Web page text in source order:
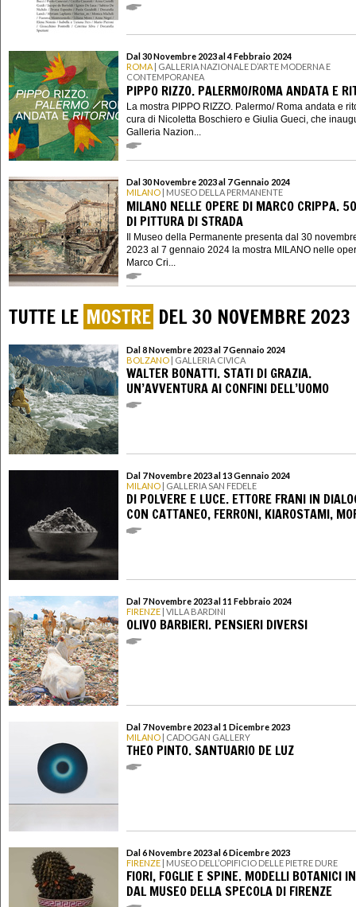
Dal 30 Novembre 2023 al 4 Febbraio 2024
ROMA | GALLERIA NAZIONALE D’ARTE MODERNA E
CONTEMPORANEA
PIPPO RIZZO. PALERMO/ROMA ANDATA E
La mostra PIPPO RIZZO. Palermo/ Roma andata e
cura di Nicoletta Boschiero e Giulia Gueci, che
Galleria Nazion...
Dal 30 Novembre 2023 al 7 Gennaio 2024
MILANO | MUSEO DELLA PERMANENTE
MILANO NELLE OPERE DI MARCO CRIPPA.
DI PITTURA DI STRADA
Il Museo della Permanente presenta dal 30
2023 al 7 gennaio 2024 la mostra MILANO nelle
Marco Cri...
TUTTE LE MOSTRE DEL 30 NOVEMBRE 2023
Dal 8 Novembre 2023 al 7 Gennaio 2024
BOLZANO | GALLERIA CIVICA
WALTER BONATTI. STATI DI GRAZIA.
UN’AVVENTURA AI CONFINI DELL’UOMO
Dal 7 Novembre 2023 al 13 Gennaio 2024
MILANO | GALLERIA SAN FEDELE
DI POLVERE E LUCE. ETTORE FRANI IN
CON CATTANEO, FERRONI, KIAROSTAMI,
Dal 7 Novembre 2023 al 11 Febbraio 2024
FIRENZE | VILLA BARDINI
OLIVO BARBIERI. PENSIERI DIVERSI
Dal 7 Novembre 2023 al 1 Dicembre 2023
MILANO | CADOGAN GALLERY
THEO PINTO. SANTUARIO DE LUZ
Dal 6 Novembre 2023 al 6 Dicembre 2023
FIRENZE | MUSEO DELL’OPIFICIO DELLE PIETRE DURE
FIORI, FOGLIE E SPINE. MODELLI BOTANICI
DAL MUSEO DELLA SPECOLA DI FIRENZE